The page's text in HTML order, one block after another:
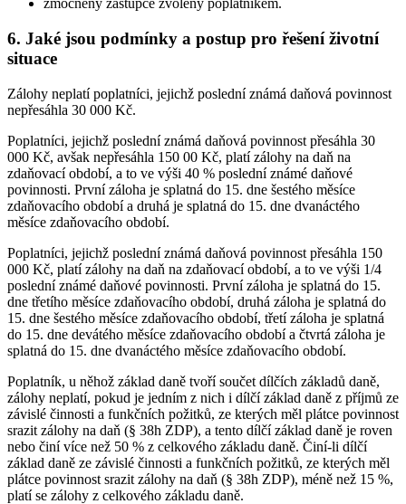
zmocněný zástupce zvolený poplatníkem.
6. Jaké jsou podmínky a postup pro řešení životní
situace
Zálohy neplatí poplatníci, jejichž poslední známá daňová povinnost
nepřesáhla 30 000 Kč.
Poplatníci, jejichž poslední známá daňová povinnost přesáhla 30
000 Kč, avšak nepřesáhla 150 00 Kč, platí zálohy na daň na
zdaňovací období, a to ve výši 40 % poslední známé daňové
povinnosti. První záloha je splatná do 15. dne šestého měsíce
zdaňovacího období a druhá je splatná do 15. dne dvanáctého
měsíce zdaňovacího období.
Poplatníci, jejichž poslední známá daňová povinnost přesáhla 150
000 Kč, platí zálohy na daň na zdaňovací období, a to ve výši 1/4
poslední známé daňové povinnosti. První záloha je splatná do 15.
dne třetího měsíce zdaňovacího období, druhá záloha je splatná do
15. dne šestého měsíce zdaňovacího období, třetí záloha je splatná
do 15. dne devátého měsíce zdaňovacího období a čtvrtá záloha je
splatná do 15. dne dvanáctého měsíce zdaňovacího období.
Poplatník, u něhož základ daně tvoří součet dílčích základů daně,
zálohy neplatí, pokud je jedním z nich i dílčí základ daně z příjmů ze
závislé činnosti a funkčních požitků, ze kterých měl plátce povinnost
srazit zálohy na daň (§ 38h ZDP), a tento dílčí základ daně je roven
nebo činí více než 50 % z celkového základu daně. Činí-li dílčí
základ daně ze závislé činnosti a funkčních požitků, ze kterých měl
plátce povinnost srazit zálohy na daň (§ 38h ZDP), méně než 15 %,
platí se zálohy z celkového základu daně.